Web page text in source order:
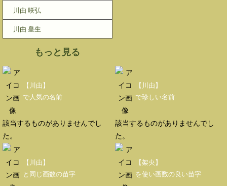
川由 咲弘
川由 皇生
もっと見る
【川由】
で人気の名前
該当するものがありませんでし
た。
【川由】
で珍しい名前
該当するものがありませんでし
た。
【川由】
と同じ画数の苗字
【架央】
を使い画数の良い苗字